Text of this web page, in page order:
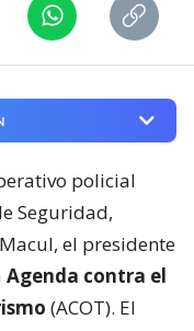
policial
Seguridad,
el presidente
Agenda contra el
(ACOT). El